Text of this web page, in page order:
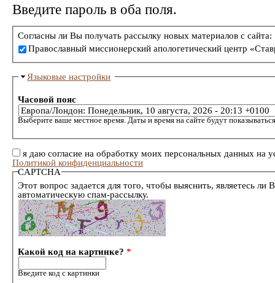
Введите пароль в оба поля.
Согласны ли Вы получать рассылку новых материалов с сайта:
Православный миссионерский апологетический центр
Языковые настройки
Часовой пояс
Выберите ваше местное время. Даты и время на сайте будут
я даю согласие на обработку моих персональных данных на
Политикой конфиденциальности
CAPTCHA
Этот вопрос задается для того, чтобы выяснить, являетесь ли
автоматическую спам-рассылку.
Какой код на картинке?*
Введите код с картинки